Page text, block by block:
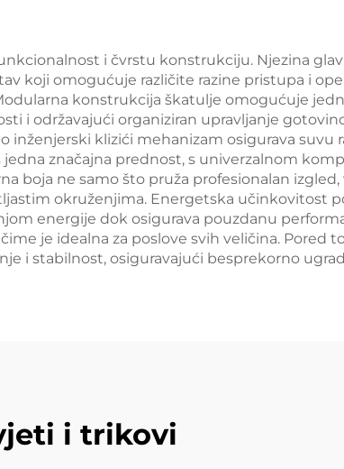
i čvrstu konstrukciju. Njezina
koji omogućuje različite razine pristupa i
konstrukcija škatulje omogućuje
i održavajući organiziran upravljanje
klizići mehanizam osigurava suvu
značajna prednost, s univerzalnom
boja ne samo što pruža profesionalan
okruženjima. Energetska učinkovitost
energije dok osigurava pouzdanu
je idealna za poslove svih veličina. Pored
i stabilnost, osiguravajući besprekorno
i trikovi